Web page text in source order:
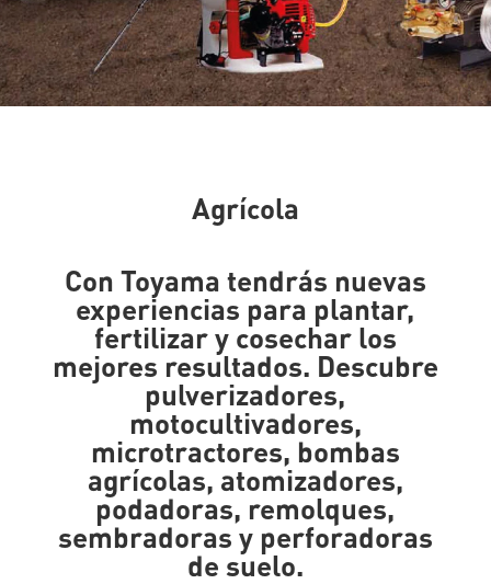
Agrícola
Con Toyama tendrás nuevas
experiencias para plantar,
fertilizar y cosechar los
mejores resultados. Descubre
pulverizadores,
motocultivadores,
microtractores, bombas
agrícolas, atomizadores,
podadoras, remolques,
sembradoras y perforadoras
de suelo.